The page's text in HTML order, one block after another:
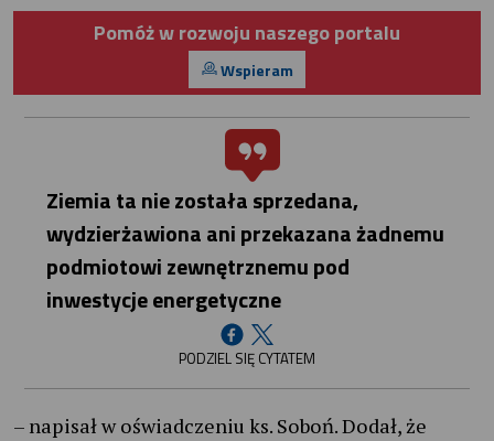
Pomóż w rozwoju naszego portalu
Wspieram
Ziemia ta nie została sprzedana,
wydzierżawiona ani przekazana żadnemu
podmiotowi zewnętrznemu pod
inwestycje energetyczne
PODZIEL SIĘ CYTATEM
– napisał w oświadczeniu ks. Soboń. Dodał, że